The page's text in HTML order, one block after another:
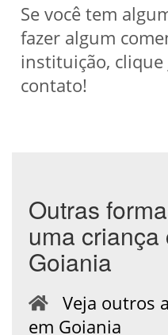
Se você tem
fazer algum
instituição, clique
contato!
Outras
uma
Goiania
Veja outros
em Goiania